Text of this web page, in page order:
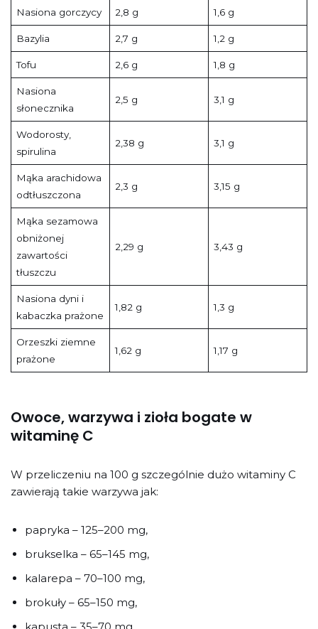
Nasiona gorczycy 2,8 g 1,6 g
Bazylia 2,7 g 1,2 g
Tofu 2,6 g 1,8 g
Nasiona
słonecznika
2,5 g 3,1 g
Wodorosty,
spirulina
2,38 g 3,1 g
Mąka arachidowa
odtłuszczona
2,3 g 3,15 g
Mąka sezamowa
obniżonej
zawartości
tłuszczu
2,29 g 3,43 g
Nasiona dyni i
kabaczka prażone
1,82 g 1,3 g
Orzeszki ziemne
prażone
1,62 g 1,17 g
Owoce, warzywa i zioła bogate w
witaminę C
W przeliczeniu na 100 g szczególnie dużo witaminy C
zawierają takie warzywa jak:
papryka – 125–200 mg,
brukselka – 65–145 mg,
kalarepa – 70–100 mg,
brokuły – 65–150 mg,